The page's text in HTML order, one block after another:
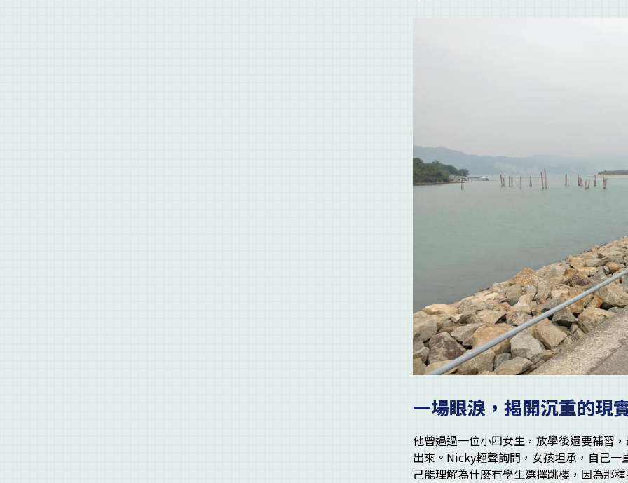
一場眼淚，揭開沉重的現
他曾遇過一位小四女生，放學後還要補習
出來。Nicky輕聲詢問，女孩坦承，自己
己能理解為什麼有學生選擇跳樓，因為那